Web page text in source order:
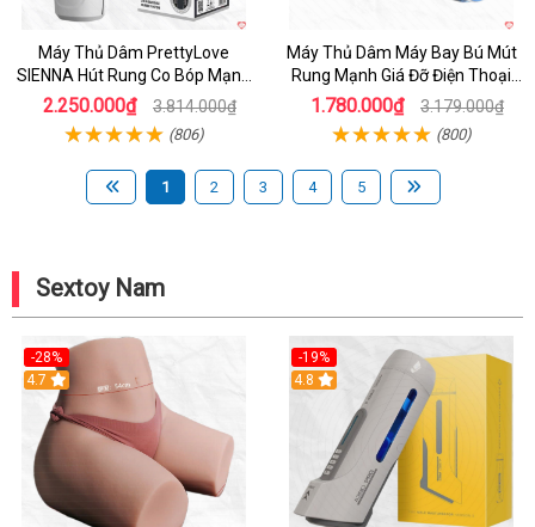
Máy Thủ Dâm PrettyLove
SIENNA Hút Rung Co Bóp Mạnh
Mẽ Nam
2.250.000₫ 3.814.000₫
(806)
Máy Thủ Dâm Máy Bay Bú Mút
Rung Mạnh Giá Đỡ Điện Thoại
Chính Hãng
1.780.000₫ 3.179.000₫
(800)
1 2 3 4 5
Sextoy Nam
-28%
4.7
-19%
Hot
4.8